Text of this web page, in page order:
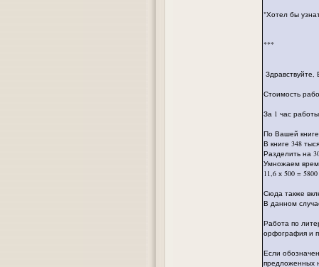
"Хотел бы
***
Здравствуйте,
Стоимость
За 1 час
По Вашей книге
В книге 348
Разделить на
Умножаем
11,6 х 500 =
Сюда также
В данном
Работа по
орфография и
Если
предложенных